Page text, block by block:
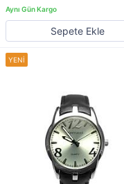
Sepete Ekle